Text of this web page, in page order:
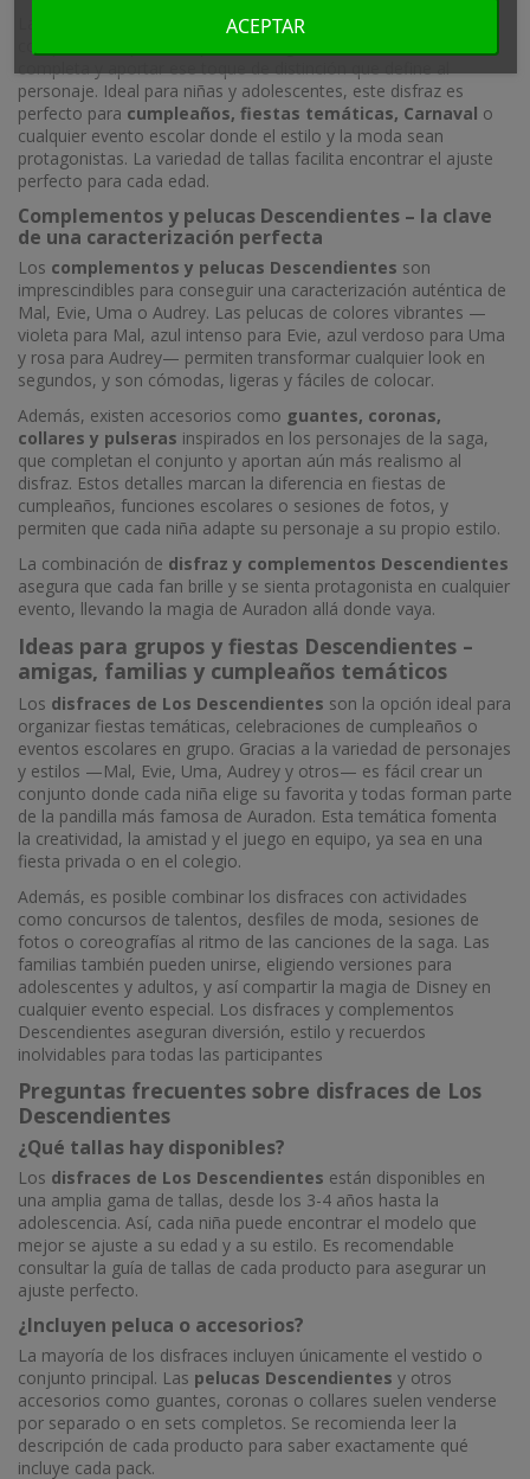
peluca rosa de Audrey Descendientes
personaje. Ideal para niñas y adolescentes, este disfraz es
perfecto para cumpleaños, fiestas temáticas, Carnaval o
cualquier evento escolar donde el estilo y la moda sean
protagonistas. La variedad de tallas facilita encontrar el ajuste
perfecto para cada edad.
Complementos y pelucas Descendientes – la clave
de una caracterización perfecta
Los complementos y pelucas Descendientes son
imprescindibles para conseguir una caracterización auténtica de
Mal, Evie, Uma o Audrey. Las pelucas de colores vibrantes —
violeta para Mal, azul intenso para Evie, azul verdoso para Uma
y rosa para Audrey— permiten transformar cualquier look en
segundos, y son cómodas, ligeras y fáciles de colocar.
Además, existen accesorios como guantes, coronas,
collares y pulseras inspirados en los personajes de la saga,
que completan el conjunto y aportan aún más realismo al
disfraz. Estos detalles marcan la diferencia en fiestas de
cumpleaños, funciones escolares o sesiones de fotos, y
permiten que cada niña adapte su personaje a su propio estilo.
La combinación de disfraz y complementos Descendientes
asegura que cada fan brille y se sienta protagonista en cualquier
evento, llevando la magia de Auradon allá donde vaya.
Ideas para grupos y fiestas Descendientes –
amigas, familias y cumpleaños temáticos
Los disfraces de Los Descendientes son la opción ideal para
organizar fiestas temáticas, celebraciones de cumpleaños o
eventos escolares en grupo. Gracias a la variedad de personajes
y estilos —Mal, Evie, Uma, Audrey y otros— es fácil crear un
conjunto donde cada niña elige su favorita y todas forman parte
de la pandilla más famosa de Auradon. Esta temática fomenta
la creatividad, la amistad y el juego en equipo, ya sea en una
fiesta privada o en el colegio.
Además, es posible combinar los disfraces con actividades
como concursos de talentos, desfiles de moda, sesiones de
fotos o coreografías al ritmo de las canciones de la saga. Las
familias también pueden unirse, eligiendo versiones para
adolescentes y adultos, y así compartir la magia de Disney en
cualquier evento especial. Los disfraces y complementos
Descendientes aseguran diversión, estilo y recuerdos
inolvidables para todas las participantes
Preguntas frecuentes sobre disfraces de Los
Descendientes
¿Qué tallas hay disponibles?
Los disfraces de Los Descendientes están disponibles en
una amplia gama de tallas, desde los 3-4 años hasta la
adolescencia. Así, cada niña puede encontrar el modelo que
mejor se ajuste a su edad y a su estilo. Es recomendable
consultar la guía de tallas de cada producto para asegurar un
ajuste perfecto.
¿Incluyen peluca o accesorios?
La mayoría de los disfraces incluyen únicamente el vestido o
conjunto principal. Las pelucas Descendientes y otros
accesorios como guantes, coronas o collares suelen venderse
por separado o en sets completos. Se recomienda leer la
descripción de cada producto para saber exactamente qué
incluye cada pack.
ACEPTAR